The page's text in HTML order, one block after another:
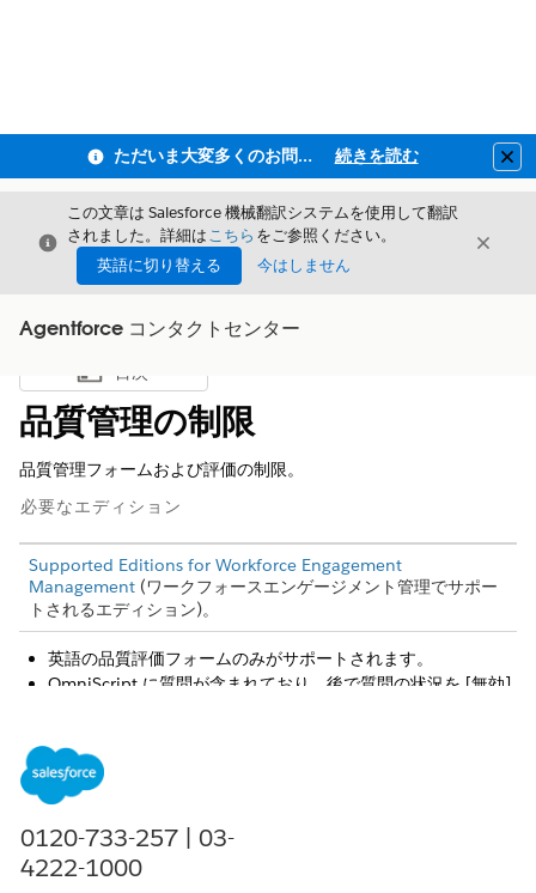
ただいま大変多くのお問い合わせをいただいており、ご連絡までにお時間を頂戴しております 続きを読む
閉じる
この文章は Salesforce 機械翻訳システムを使用して翻訳
されました。詳細はこちら をご参照ください。
英語に切り替える
今はしません
閉じる
Agentforce コンタクトセンター
目次を表示
目次
品質管理の制限
品質管理フォームおよび評価の制限。
必要なエディション
Supported Editions for Workforce Engagement
Management (ワークフォースエンゲージメント管理でサポー
トされるエディション)。
英語の品質評価フォームのみがサポートされます。
OmniScript に質問が含まれており、後で質問の状況を [無効]
既存のフォームに質問を追加すると、質問のスコアが正しくな
いため、以前の評価に影響します。以前に使用したフォームは
変更せず、新しいフォームを作成することをお勧めします。
フォームを評価に使用した後にフォームを [無効] としてマー
クすると、評価は表示されません。Salesforce では、フォー
0120-733-257 | 03-
4222-1000